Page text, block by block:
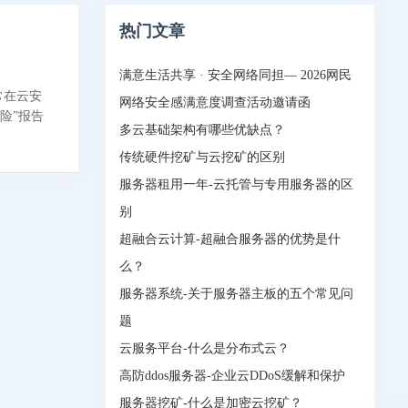
在云安
”报告
热门文章
满意生活共享 · 安全网络同担— 2026网民
网络安全感满意度调查活动邀请函
多云基础架构有哪些优缺点？
传统硬件挖矿与云挖矿的区别
服务器租用一年-云托管与专用服务器的区
别
超融合云计算-超融合服务器的优势是什
么？
服务器系统-关于服务器主板的五个常见问
题
云服务平台-什么是分布式云？
高防ddos服务器-企业云DDoS缓解和保护
服务器挖矿-什么是加密云挖矿？